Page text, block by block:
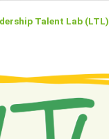
Talent Lab (LTL)